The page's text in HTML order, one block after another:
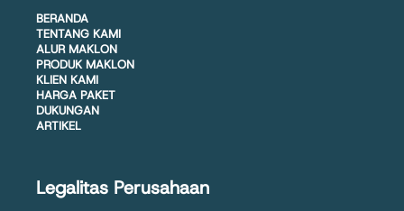
BERANDA
TENTANG KAMI
ALUR MAKLON
PRODUK MAKLON
KLIEN KAMI
HARGA PAKET
DUKUNGAN
ARTIKEL
Legalitas Perusahaan